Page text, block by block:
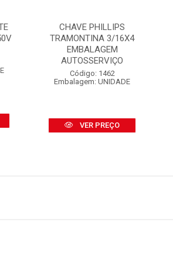
CHAVE PHILLIPS
TRAMONTINA 3/16X4
EMBALAGEM
AUTOSSERVIÇO
Código: 1462
Embalagem: UNIDADE
VER PREÇO